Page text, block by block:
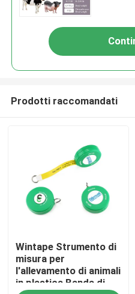
Casa
Prodotti
Circa noi
Prodotti raccomandati
Wintape Strumento di
misura per
l'allevamento di animali
in plastica Banda di